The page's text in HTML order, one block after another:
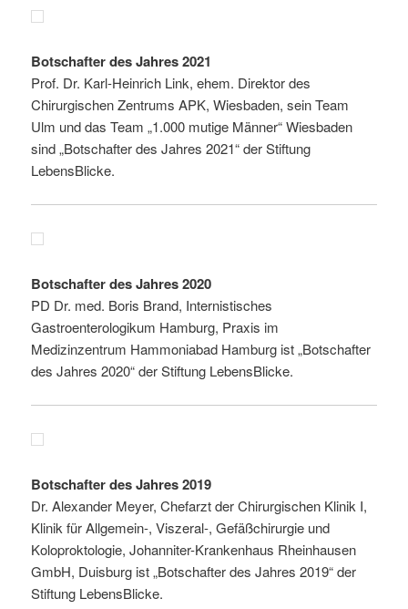
Botschafter des Jahres 2021
Prof. Dr. Karl-Heinrich Link, ehem. Direktor des
Chirurgischen Zentrums APK, Wiesbaden, sein Team
Ulm und das Team „1.000 mutige Männer“ Wiesbaden
sind „Botschafter des Jahres 2021“ der Stiftung
LebensBlicke.
Botschafter des Jahres 2020
PD Dr. med. Boris Brand, Internistisches
Gastroenterologikum Hamburg, Praxis im
Medizinzentrum Hammoniabad Hamburg ist „Botschafter
des Jahres 2020“ der Stiftung LebensBlicke.
Botschafter des Jahres 2019
Dr. Alexander Meyer, Chefarzt der Chirurgischen Klinik I,
Klinik für Allgemein-, Viszeral-, Gefäßchirurgie und
Koloproktologie, Johanniter-Krankenhaus Rheinhausen
GmbH, Duisburg ist „Botschafter des Jahres 2019“ der
Stiftung LebensBlicke.